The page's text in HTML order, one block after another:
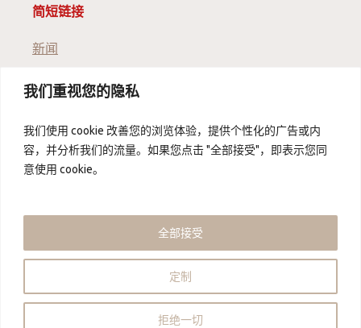
我们重视您的隐私
我们使用 cookie 改善您的浏览体验，提供个性化的广告或内
容，并分析我们的流量。如果您点击 "全部接受"，即表示您同
意使用 cookie。
定制
拒绝一切
全部接受
简短链接
新闻
版本说明
数据保护
关于我们
关于我们
合作伙伴
版权所有 © 2026 - 中国食品联盟 - mybow